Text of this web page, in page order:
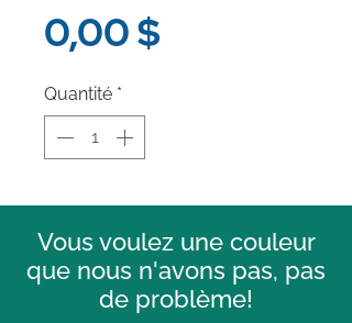
0,00 $Prix
Quantité *
Vous voulez une couleur
que nous n'avons pas, pas
de problème!